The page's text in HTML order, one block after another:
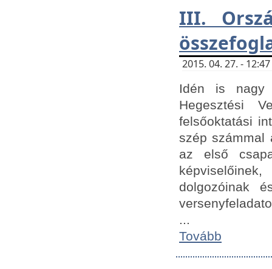
III.
2015. 04. 27. -
Idén is nagy
Hegesztési
felsőoktatási
szép számmal
az első
dolgozóinak
...
Tovább